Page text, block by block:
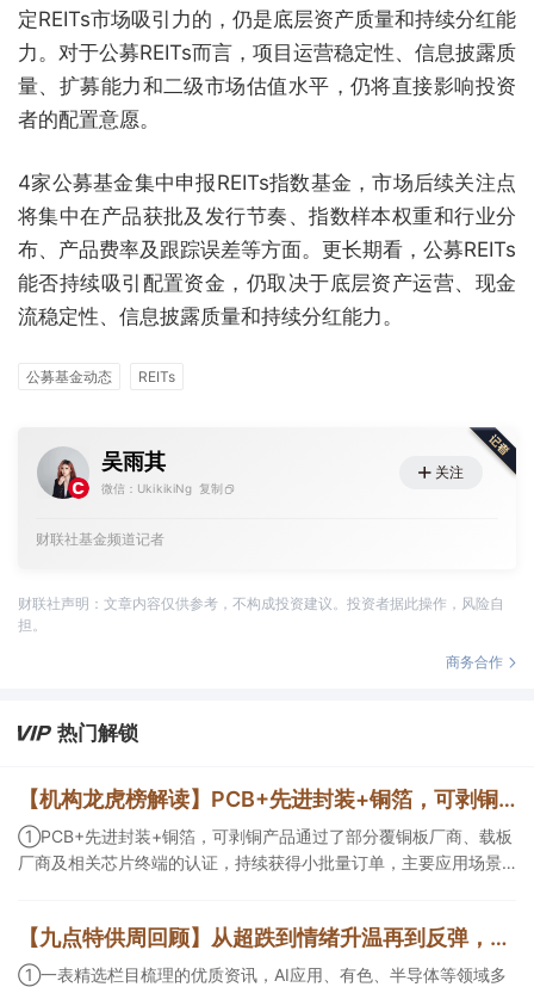
定REITs市场吸引力的，仍是底层资产质量和持续分红能
力。对于公募REITs而言，项目运营稳定性、信息披露质
量、扩募能力和二级市场估值水平，仍将直接影响投资
者的配置意愿。
4家公募基金集中申报REITs指数基金，市场后续关注点
将集中在产品获批及发行节奏、指数样本权重和行业分
布、产品费率及跟踪误差等方面。更长期看，公募REITs
能否持续吸引配置资金，仍取决于底层资产运营、现金
流稳定性、信息披露质量和持续分红能力。
公募基金动态 REITs
吴雨其
微信：UkikikiNg 复制
关注
财联社基金频道记者
财联社声明：文章内容仅供参考，不构成投资建议。投资者据此操作，风险自
担。
商务合作
热门解锁
【机构龙虎榜解读】PCB+先进封装+铜箔，可剥铜产品通过了部分覆铜板厂商、载板厂商及相关芯片终端的认证，持续获得小批量订单，主要应用场景包括芯片封装光模块用PCB，机构大额净买入这家公司
①PCB+先进封装+铜箔，可剥铜产品通过了部分覆铜板厂商、载板
厂商及相关芯片终端的认证，持续获得小批量订单，主要应用场景
等方面具有丰富经验，具备承接细胞与基因治疗产品商业化受托生
产的合规资质，这家公司获净买入。
【九点特供周回顾】从超跌到情绪升温再到反弹，栏目梳理AI应用题材逻辑，AI教育人气公司解读后获4连板
①一表精选栏目梳理的优质资讯，AI应用、有色、半导体等领域多